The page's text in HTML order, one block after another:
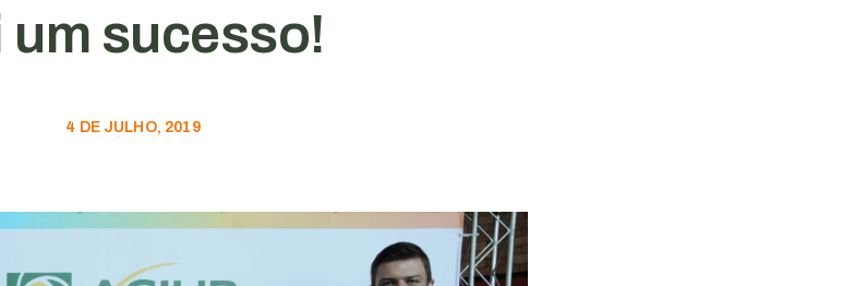
um sucesso!
4 DE JULHO, 2019